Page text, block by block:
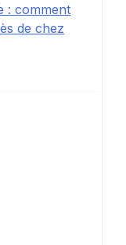
: comment
de chez